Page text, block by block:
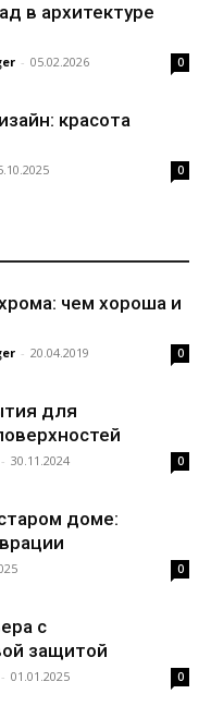
в архитектуре
- 05.02.2026 0
красота
0
чем хороша и
- 20.04.2019 0
для
- 30.11.2024 0
доме:
0
с
защитой
- 01.01.2025 0